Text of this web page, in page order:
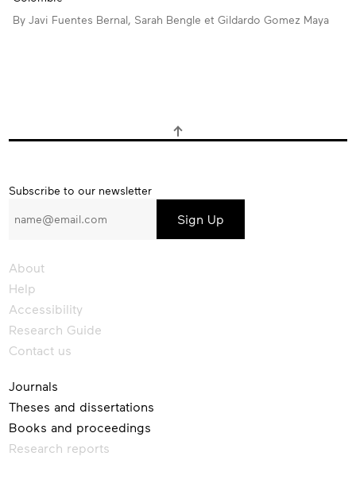
By Javi Fuentes Bernal, Sarah Bengle et Gildardo Gomez Maya
Subscribe
our
Subscribe to our newsletter
About
Help
Accessibility
Research Guide
Contact us
Journals
Theses and dissertations
Books and proceedings
Research reports